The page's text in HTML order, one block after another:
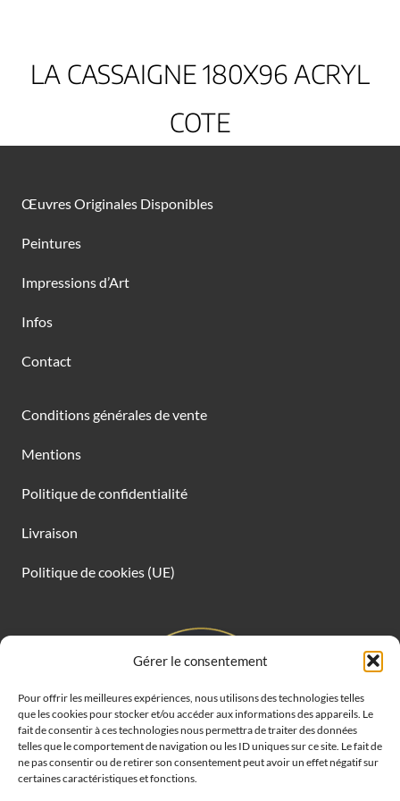
Gérer le consentement
Pour offrir les meilleures expériences, nous utilisons des technologies telles
que les cookies pour stocker et/ou accéder aux informations des appareils. Le
fait de consentir à ces technologies nous permettra de traiter des données
telles que le comportement de navigation ou les ID uniques sur ce site. Le fait de
ne pas consentir ou de retirer son consentement peut avoir un effet négatif sur
certaines caractéristiques et fonctions.
LA CASSAIGNE 180X96 ACRYL
COTE
Œuvres Originales Disponibles
Peintures
Impressions d’Art
Infos
Contact
Conditions générales de vente
Mentions
Politique de confidentialité
Livraison
Politique de cookies (UE)